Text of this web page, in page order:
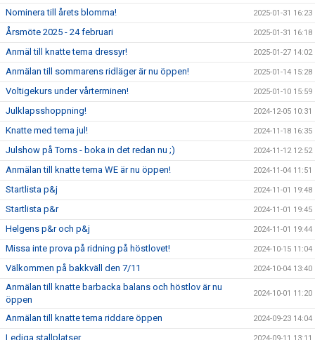
Nominera till årets blomma! 2025-01-31 16:23
Årsmöte 2025 - 24 februari 2025-01-31 16:18
Anmäl till knatte tema dressyr! 2025-01-27 14:02
Anmälan till sommarens ridläger är nu öppen! 2025-01-14 15:28
Voltigekurs under vårterminen! 2025-01-10 15:59
Julklapsshoppning! 2024-12-05 10:31
Knatte med tema jul! 2024-11-18 16:35
Julshow på Torns - boka in det redan nu ;) 2024-11-12 12:52
Anmälan till knatte tema WE är nu öppen! 2024-11-04 11:51
Startlista p&j 2024-11-01 19:48
Startlista p&r 2024-11-01 19:45
Helgens p&r och p&j 2024-11-01 19:44
Missa inte prova på ridning på höstlovet! 2024-10-15 11:04
Välkommen på bakkväll den 7/11 2024-10-04 13:40
Anmälan till knatte barbacka balans och höstlov är nu
öppen
2024-10-01 11:20
Anmälan till knatte tema riddare öppen 2024-09-23 14:04
Lediga stallplatser